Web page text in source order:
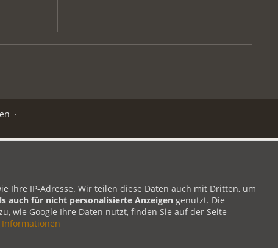
·
Ihre IP-Adresse. Wir teilen diese Daten auch mit Dritten, um
auch für nicht personalisierte Anzeigen genutzt. Die
wie Google Ihre Daten nutzt, finden Sie auf der Seite